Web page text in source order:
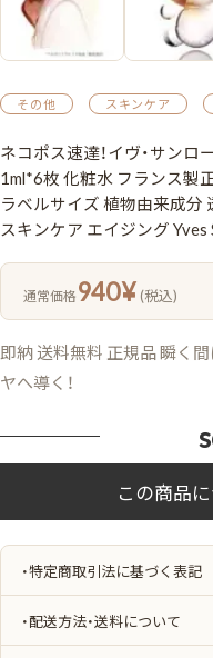
その他 スキンケア
ネコポス速達！イヴ・サン
1ml*6枚 化粧水 フランス製
ラベルサイズ 植物由来成分
スキンケア エイジング
通常価格940¥ (税込)
即納 送料無料 正規品 瞬く
ヤへ導く！
・特定商取引法に基づく表記
・配送方法・送料について